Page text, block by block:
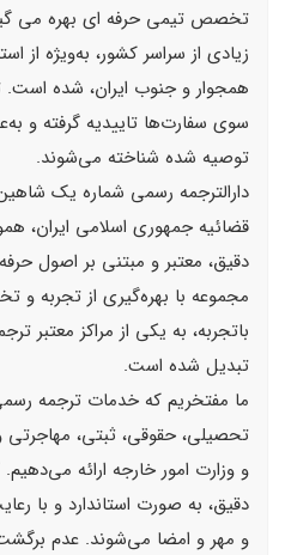
تخصص تیمی حرفه ای بهره می
زیادی از سراسر کشور، به‌ویژه از
همجوار و جنوب ایران، شده است.
سوی سفارت‌ها تاییدیه گرفته و
توصیه ‌شده شناخته می‌شوند.
دارالترجمه رسمی شماره یک
قضائیه جمهوری اسلامی ایران،
دقیق، معتبر و مبتنی بر اصول
مجموعه با بهره‌گیری از تجربه
باتجربه، به یکی از مراکز معتبر
تبدیل شده است.
ما مفتخریم که خدمات ترجمه
تحصیلی، حقوقی، ثبتی، مهاجرتی
و وزارت امور خارجه ارائه
دقیق، به صورت استاندارد و با
و مهر و امضا می‌شوند. عدم برگشت